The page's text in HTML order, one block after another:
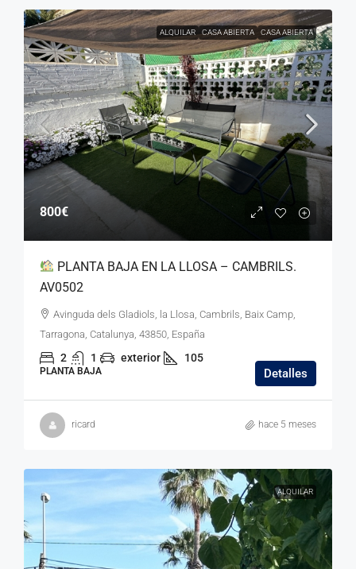
ALQUILAR CASA ABIERTA CASA ABIERTA
800€
PLANTA BAJA EN LA LLOSA – CAMBRILS.
AV0502
Avinguda dels Gladiols, la Llosa, Cambrils, Baix Camp,
Tarragona, Catalunya, 43850, España
2 1 exterior 105
PLANTA BAJA Detalles
ricard hace 5 meses
ALQUILAR